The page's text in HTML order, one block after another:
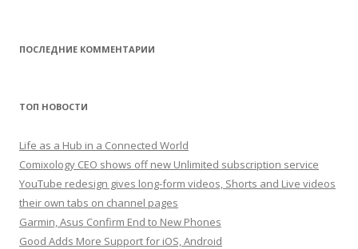
ПОСЛЕДНИЕ КОММЕНТАРИИ
ТОП НОВОСТИ
Life as a Hub in a Connected World
Comixology CEO shows off new Unlimited subscription service
YouTube redesign gives long-form videos, Shorts and Live videos
their own tabs on channel pages
Garmin, Asus Confirm End to New Phones
Good Adds More Support for iOS, Android